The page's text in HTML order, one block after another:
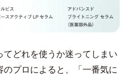
てどれを使うか迷ってしまい
のプロによると、「一番気に